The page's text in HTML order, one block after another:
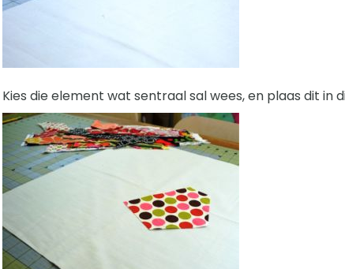
Kies die element wat sentraal sal wees, en plaas dit in